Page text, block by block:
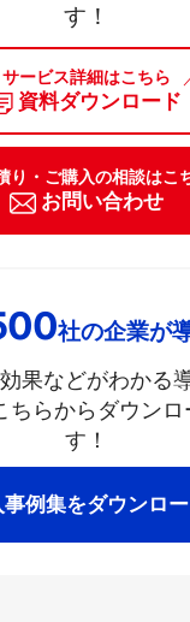
す！
サービス詳細はこちら
資料ダウンロード
り・ご購入の相談はこ
お問い合わせ
社の企業が
果などがわかる
ちらからダウンロ
す！
例集をダウンロ